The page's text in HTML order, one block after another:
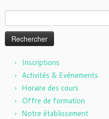
Inscriptions
Activités & Evénements
Horaire des cours
Offre de formation
Notre établissement